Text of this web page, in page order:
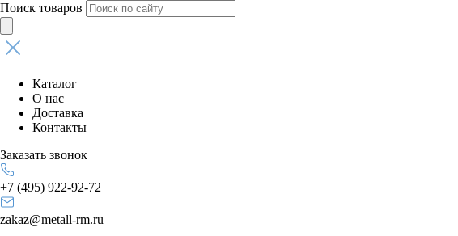
Поиск товаров
Каталог
О нас
Доставка
Контакты
Заказать звонок
+7 (495) 922-92-72
zakaz@metall-rm.ru